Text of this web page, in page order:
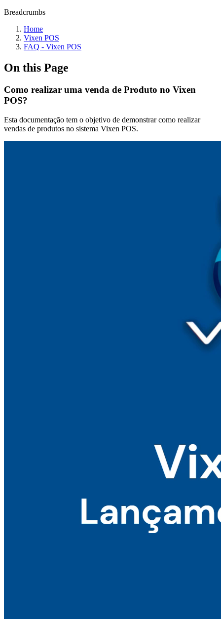
Breadcrumbs
Home
Vixen POS
FAQ - Vixen POS
On this Page
Como realizar uma venda de Produto no Vixen
POS?
Esta documentação tem o objetivo de demonstrar como realizar
vendas de produtos no sistema Vixen POS.